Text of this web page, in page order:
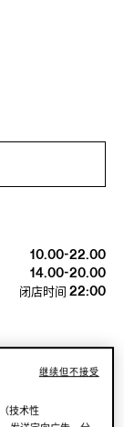
10.00-22.00
14.00-20.00
闭店时间 22:00
技术性
继续但不接受